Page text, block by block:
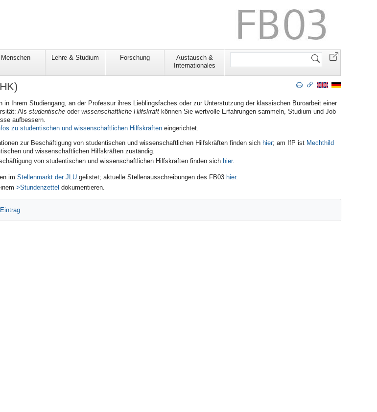
Menschen Lehre & Studium Forschung
Austausch &
Internationales
Website
in Ihrem Studiengang, an der Professur ihres Lieblingsfaches oder zur Unterstützung der klassischen Büroarbeit einer
Als studentische oder wissenschaftliche Hilfskraft können Sie wertvolle Erfahrungen sammeln, Studium und Job
aufbessern.
zu studentischen und wissenschaftlichen Hilfskräften eingerichtet.
zur Beschäftigung von studentischen und wissenschaftlichen Hilfskräften finden sich hier; am IfP ist Mechthild
und wissenschaftlichen Hilfskräften zuständig.
von studentischen und wissenschaftlichen Hilfskräften finden sich hier.
im Stellenmarkt der JLU gelistet; aktuelle Stellenausschreibungen des FB03 hier.
>Stundenzettel dokumentieren.